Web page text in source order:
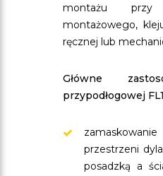
montażu
montażowego,
ręcznej lub
Główne
przypodłogowej
przestrzeni
posadzką a